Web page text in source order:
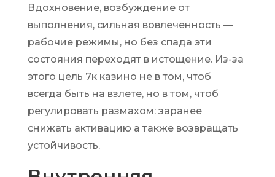
Вдохновение, возбуждение от
выполнения, сильная вовлеченность —
рабочие режимы, но без спада эти
состояния переходят в истощение. Из-за
этого цель 7к казино не в том, чтоб
всегда быть на взлете, но в том, чтоб
регулировать размахом: заранее
снижать активацию а также возвращать
устойчивость.